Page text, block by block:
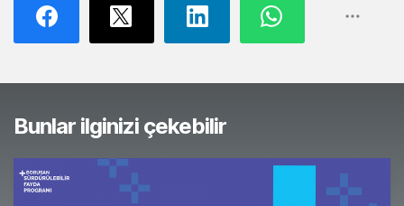
Bunlar ilginizi çekebilir